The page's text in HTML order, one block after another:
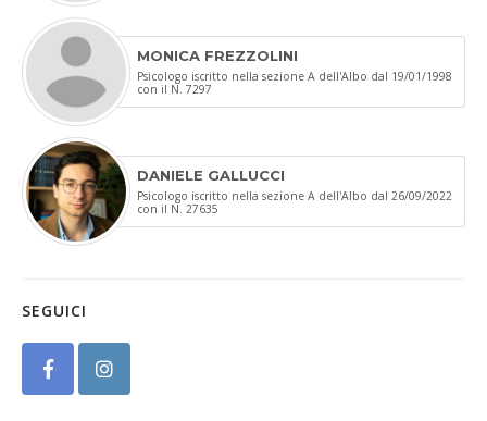
MONICA FREZZOLINI
Psicologo iscritto nella sezione A dell'Albo dal 19/01/1998
con il N. 7297
DANIELE GALLUCCI
Psicologo iscritto nella sezione A dell'Albo dal 26/09/2022
con il N. 27635
SEGUICI